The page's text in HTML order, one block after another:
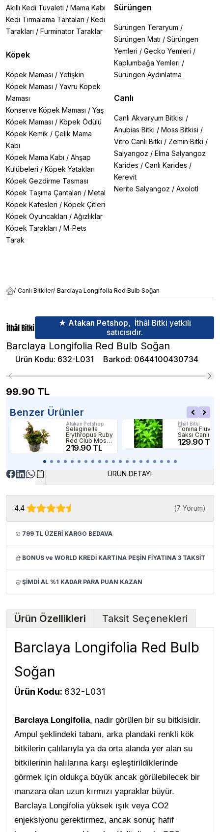
Akıllı Kedi Tuvaleti / Mama Kabı
Kedi Tırmalama Tahtaları / Kedi
Tarakları / Furminator Taraklar
Köpek
Köpek Maması / Yetişkin
Köpek Maması / Yavru Köpek
Maması
Konserve Köpek Maması / Yaş
Köpek Maması / Köpek Ödülü
Köpek Kemik / Çelik Mama
Kabı
Köpek Mama Kabı / Ahşap
Kulübeleri / Köpek Yatakları
Köpek Gezdirme Tasması
Köpek Taşıma Çantaları / Metal
Köpek Kafesleri / Köpek Çitleri
Köpek Oyuncakları / Ağızlıklar
Köpek Tarakları / M-Pets
Tarak
Sürüngen
Sürüngen Teraryum /
Sürüngen Matı / Sürüngen
Yemleri / Gecko Yemleri /
Kaplumbağa Yemleri /
Sürüngen Aydınlatma
Canlı
Canlı Akvaryum Bitkisi /
Anubias Bitki / Moss Bitkisi /
Vitro Canlı Bitki / Zemin Bitki /
Salyangoz / Elma Salyangoz
Karides / Canlı Karides /
Kerevit
Nerite Salyangoz / Axolotl
/ Canlı Bitkiler/ Barclaya Longifolia Red Bulb Soğan
★ Atakan Petshop, İthâl Bitki yetkili
satıcısıdır.
Barclaya Longifolia Red Bulb Soğan
Ürün Kodu: 632-L031 Barkod: 0644100430734
99.90 TL
Benzer Ürünler
Atakan Petshop
Selaginella
Erythropus Ruby
Red Club Moss
Saksı Canlı Bitki
219.90 TL
İthâl Bitki
Tonina
Saksı Canlı
129.90 TL
ÜRÜN DETAYI
4.4 (7 Yorum)
799 TL ÜZERİ KARGO BEDAVA
BONUS ve WORLD KREDİ KARTINA PEŞİN FİYATINA 3 TAKSİT
ŞİMDİ AL %1 KADAR PARA PUAN KAZAN
Ürün Özellikleri Taksit Seçenekleri
Barclaya Longifolia Red Bulb
Soğan
Ürün Kodu: 632-L031
Barclaya Longifolia, nadir görülen bir su bitkisidir.
Ampul şeklindeki tabanı, arka plandaki renkli kök
bitkilerin çalılarıyla ya da orta alanda yer alan su
bitkilerinin halılarına karşı eşleştirildiklerinde
görmek için oldukça büyük ancak görülebilecek bir
manzara olan uzun kırmızı yapraklar büyür.
Barclaya Longifolia yüksek ışık veya CO2
enjeksiyonu gerektirmez, ancak sonuç hafif